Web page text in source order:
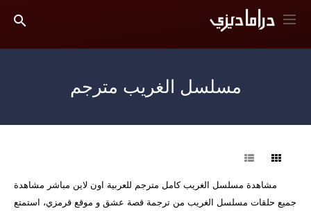
مسلسل الغريب مترجم
مشاهدة مسلسل الغريب كامل مترجم للعربية اون لاين مباشر مشاهدة
جميع حلقات مسلسل الغريب من ترجمة قصة عشق و موقع قرمزي، استمتع